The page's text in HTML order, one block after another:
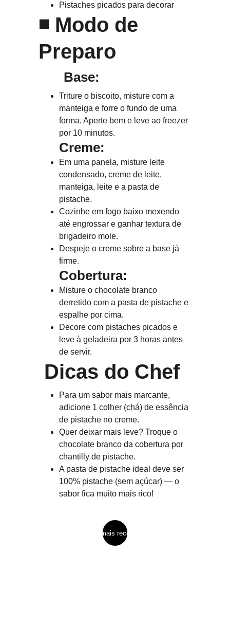
Pistaches picados para decorar
◾ Modo de
Preparo
       Base:
Triture o biscoito, misture com a
manteiga e forre o fundo de uma
forma. Aperte bem e leve ao freezer
por 10 minutos.
Creme:
Em uma panela, misture leite
condensado, creme de leite,
manteiga, leite e a pasta de
pistache.
Cozinhe em fogo baixo mexendo
até engrossar e ganhar textura de
brigadeiro mole.
Despeje o creme sobre a base já
firme.
Cobertura:
Misture o chocolate branco
derretido com a pasta de pistache e
espalhe por cima.
Decore com pistaches picados e
leve à geladeira por 3 horas antes
de servir.
Dicas do Chef
Para um sabor mais marcante,
adicione 1 colher (chá) de essência
de pistache no creme.
Quer deixar mais leve? Troque o
chocolate branco da cobertura por
chantilly de pistache.
A pasta de pistache ideal deve ser
100% pistache (sem açúcar) — o
sabor fica muito mais rico!
ver mais receitas